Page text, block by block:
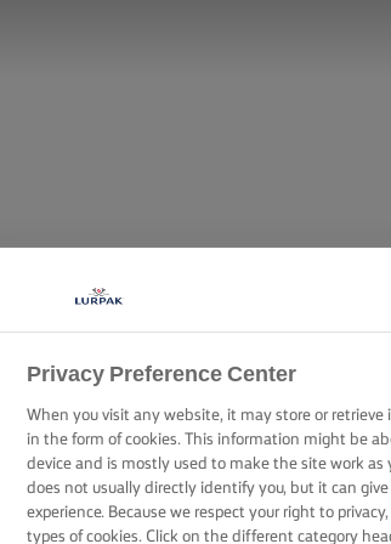
Privacy Preference Center
When you visit any website, it may store or
in the form of cookies. This information might be
device and is mostly used to make the site work as
does not usually directly identify you, but it can
experience. Because we respect your right to
types of cookies. Click on the different category